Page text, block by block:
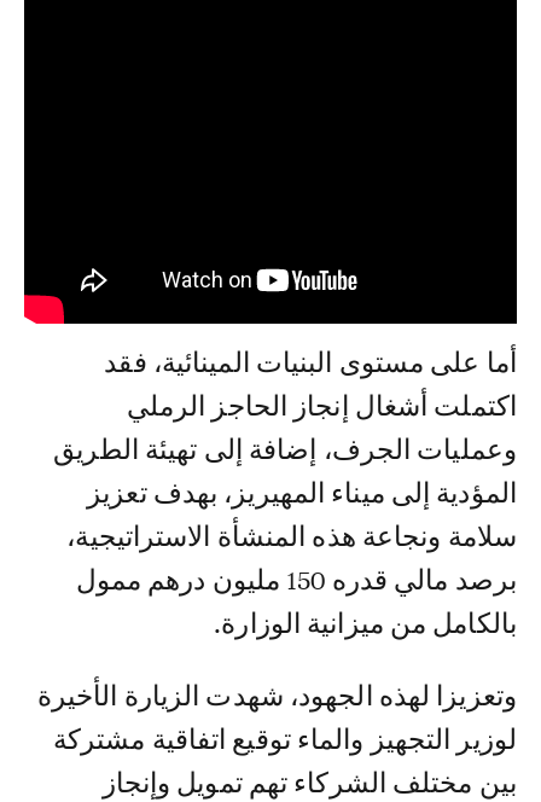
أما على مستوى البنيات المينائية، فقد
اكتملت أشغال إنجاز الحاجز الرملي
وعمليات الجرف، إضافة إلى تهيئة الطريق
المؤدية إلى ميناء المهيريز، بهدف تعزيز
سلامة ونجاعة هذه المنشأة الاستراتيجية،
برصد مالي قدره 150 مليون درهم ممول
بالكامل من ميزانية الوزارة.
وتعزيزا لهذه الجهود، شهدت الزيارة الأخيرة
لوزير التجهيز والماء توقيع اتفاقية مشتركة
بين مختلف الشركاء تهم تمويل وإنجاز